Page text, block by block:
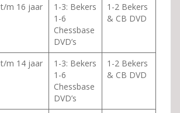
t/m 16 jaar
1-3: Bekers
1-6
Chessbase
DVD’s
1-2 Bekers
& CB DVD
t/m 14 jaar
1-3: Bekers
1-6
Chessbase
DVD’s
1-2 Bekers
& CB DVD